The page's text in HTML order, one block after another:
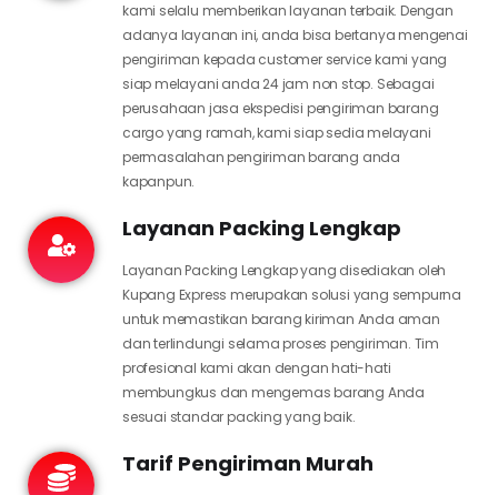
kami selalu memberikan layanan terbaik. Dengan
adanya layanan ini, anda bisa bertanya mengenai
pengiriman kepada customer service kami yang
siap melayani anda 24 jam non stop. Sebagai
perusahaan jasa ekspedisi pengiriman barang
cargo yang ramah, kami siap sedia melayani
permasalahan pengiriman barang anda
kapanpun.
Layanan Packing Lengkap
Layanan Packing Lengkap yang disediakan oleh
Kupang Express merupakan solusi yang sempurna
untuk memastikan barang kiriman Anda aman
dan terlindungi selama proses pengiriman. Tim
profesional kami akan dengan hati-hati
membungkus dan mengemas barang Anda
sesuai standar packing yang baik.
Tarif Pengiriman Murah